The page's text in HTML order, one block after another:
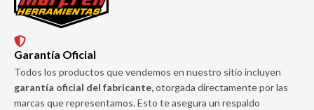
Garantía Oficial
Todos los productos que vendemos en nuestro sitio incluyen
garantía oficial del fabricante,otorgada directamente por las
marcas que representamos. Esto te asegura un respaldo